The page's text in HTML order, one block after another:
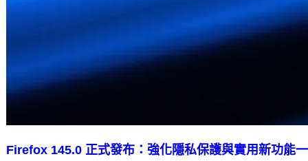
Firefox 145.0 正式發布：強化隱私保護與實用新功能